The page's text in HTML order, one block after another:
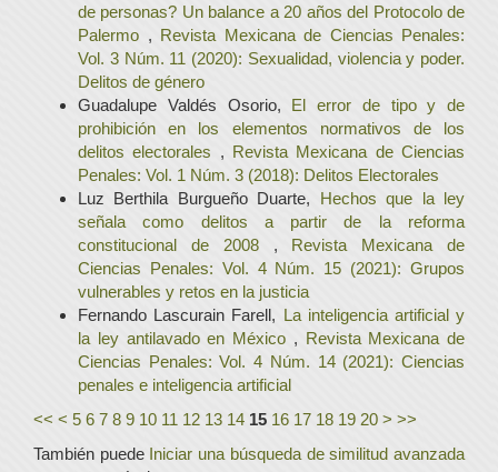
de personas? Un balance a 20 años del Protocolo de
Palermo , Revista Mexicana de Ciencias Penales:
Vol. 3 Núm. 11 (2020): Sexualidad, violencia y poder.
Delitos de género
Guadalupe Valdés Osorio, El error de tipo y de
prohibición en los elementos normativos de los
delitos electorales , Revista Mexicana de Ciencias
Penales: Vol. 1 Núm. 3 (2018): Delitos Electorales
Luz Berthila Burgueño Duarte, Hechos que la ley
señala como delitos a partir de la reforma
constitucional de 2008 , Revista Mexicana de
Ciencias Penales: Vol. 4 Núm. 15 (2021): Grupos
vulnerables y retos en la justicia
Fernando Lascurain Farell, La inteligencia artificial y
la ley antilavado en México , Revista Mexicana de
Ciencias Penales: Vol. 4 Núm. 14 (2021): Ciencias
penales e inteligencia artificial
<< < 5 6 7 8 9 10 11 12 13 14 15 16 17 18 19 20 > >>
También puede Iniciar una búsqueda de similitud avanzada